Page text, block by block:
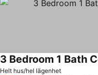
Helt hus/hel lägenhet
3 Bedroom 1 Bath